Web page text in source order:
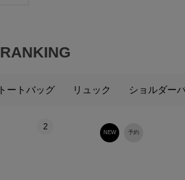
RANKING
トートバッグ リュック ショルダー
2
予約
NEW